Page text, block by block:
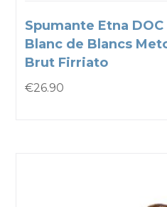
Spumante Etna
Blanc de Blancs
Brut Firriato
€26.90